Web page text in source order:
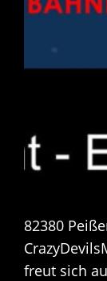
82380
freut sich